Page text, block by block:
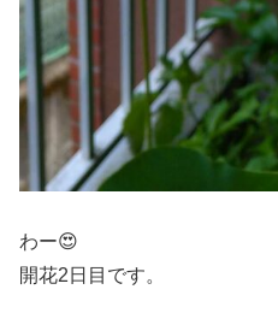
わー😍
開花2日目です。